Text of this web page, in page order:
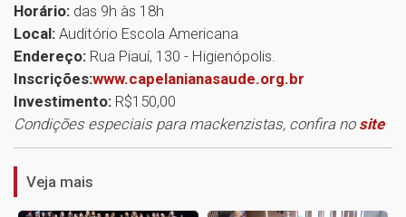
Horário: das 9h às 18h
Local: Auditório Escola Americana
Endereço: Rua Piauí, 130 - Higienópolis.
Inscrições:www.capelanianasaude.org.br
Investimento: R$150,00
Condições especiais para mackenzistas, confira no site
Veja mais